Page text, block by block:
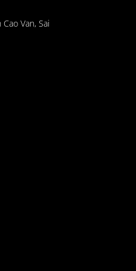
Van, Sai